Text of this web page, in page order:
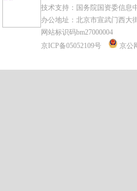
技术支持：国务院国资委信息
办公地址：北京市宣武门西大
网站标识码bm27000004
京ICP备05052109号
京公